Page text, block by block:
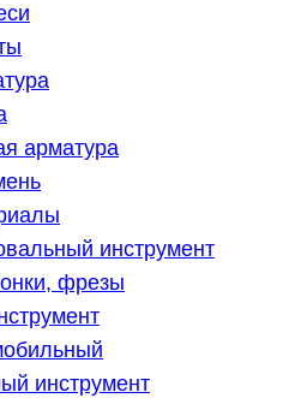
арматура
инструмент
фрезы
инструмент